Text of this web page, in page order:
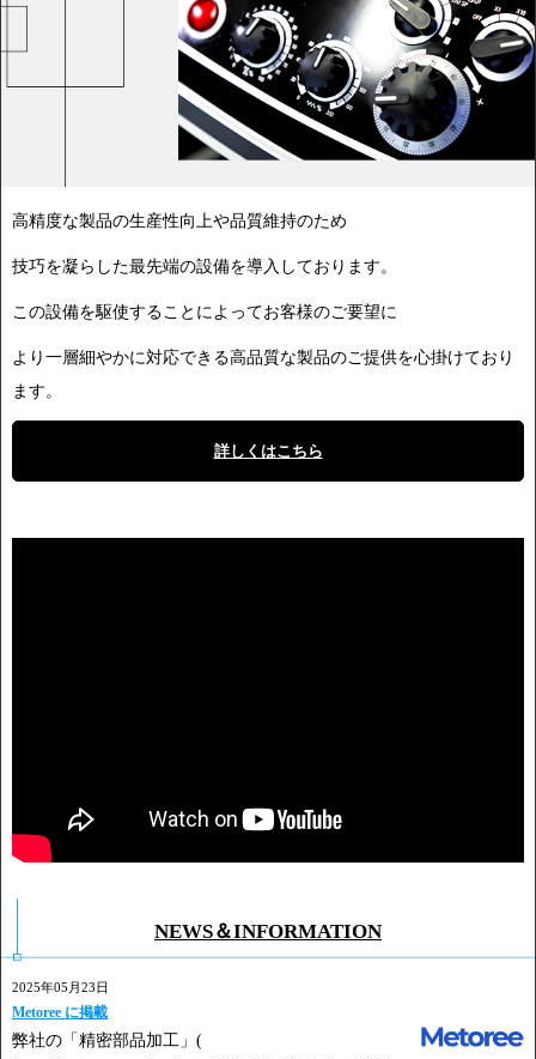
高精度な製品の生産性向上や品質維持のため
技巧を凝らした最先端の設備を導入しております。
この設備を駆使することによってお客様のご要望に
より一層細やかに対応できる高品質な製品のご提供を心掛けており
ます。
詳しくはこちら
NEWS＆INFORMATION
2025年05月23日
Metoree に掲載
弊社の「精密部品加工」(